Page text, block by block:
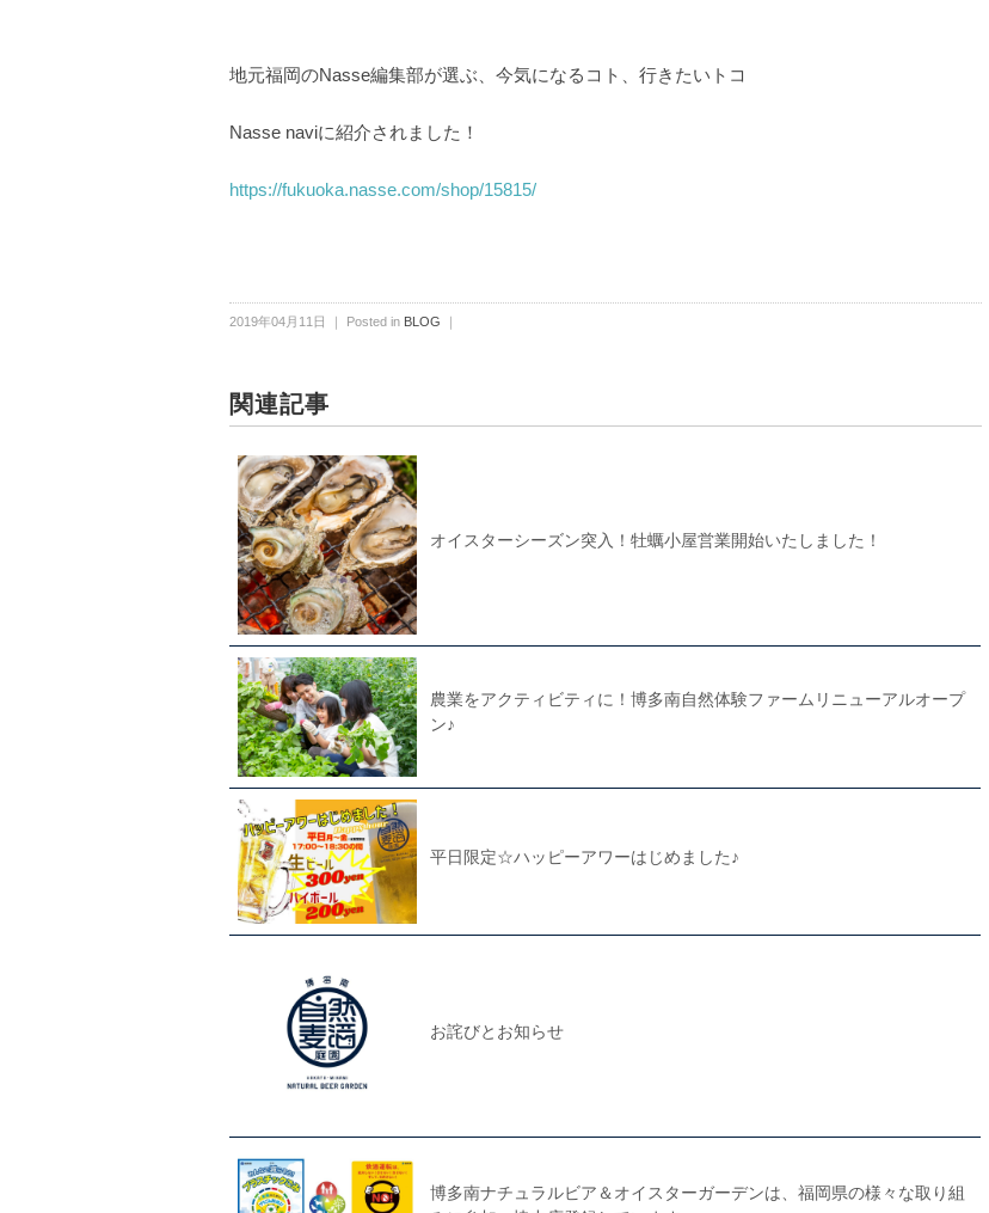
地元福岡のNasse編集部が選ぶ、今気になるコト、行きたいトコ
Nasse naviに紹介されました！
https://fukuoka.nasse.com/shop/15815/
2019年04月11日 ｜ Posted in BLOG ｜
関連記事
オイスターシーズン突入！牡蠣小屋営業開始いたしました！
農業をアクティビティに！博多南自然体験ファームリニューアルオープ
ン♪
平日限定☆ハッピーアワーはじめました♪
お詫びとお知らせ
博多南ナチュラルビア＆オイスターガーデンは、福岡県の様々な取り組